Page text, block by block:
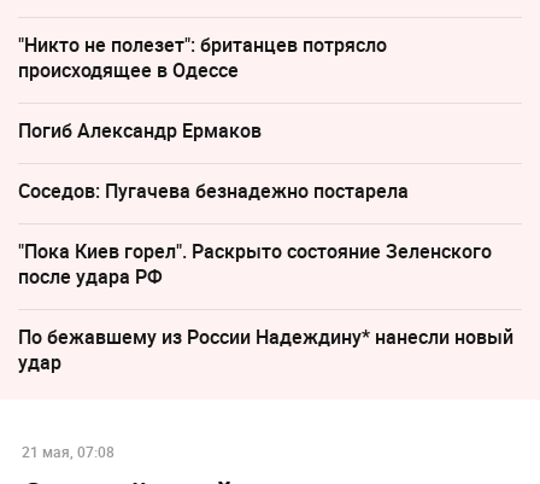
"Никто не полезет": британцев потрясло
происходящее в Одессе
Погиб Александр Ермаков
Соседов: Пугачева безнадежно постарела
"Пока Киев горел". Раскрыто состояние Зеленского
после удара РФ
По бежавшему из России Надеждину* нанесли новый
удар
21 мая, 07:08